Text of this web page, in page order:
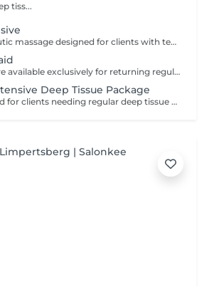
tiss...
A focused therapeutic massage designed for clients with tension in multiple areas of the body. This extended session allows enough time to work deeply and effectively on several problem zones without rushing the treatment. Using deep tissue and trigger point techniques, the massage helps release chronic muscle tension, reduce stiffness, improve mobility, and support physical recovery. Ideal for clients experiencing stress-related tension, muscular discomfort, postural tightness, or sports-related muscle fatigue. Common focus areas may include: * back and shoulders * neck and upper traps * lower back and glutes * legs and hips Recommended for clients who need more than a standard 60-minute session to properly address multiple areas of tension and restore overall body balance.
Prepaid sessions are available exclusively for returning regular clients who already have an active prepaid package. New clients and clients without an active package are kindly asked to book regular massage sessions. Package options can be discussed during your appointment.
Deep Tissue Package
A package designed for clients needing regular deep tissue work and focused muscle recovery. These extended 75-minute sessions allow more time to address multiple areas of tension, tightness, and physical strain using firm pressure and trigger point techniques. Ideal for chronic tension, stress-related tightness, muscle fatigue, sports recovery, and overall body maintenance. Pressure and focus areas can be adjusted according to your individual needs.